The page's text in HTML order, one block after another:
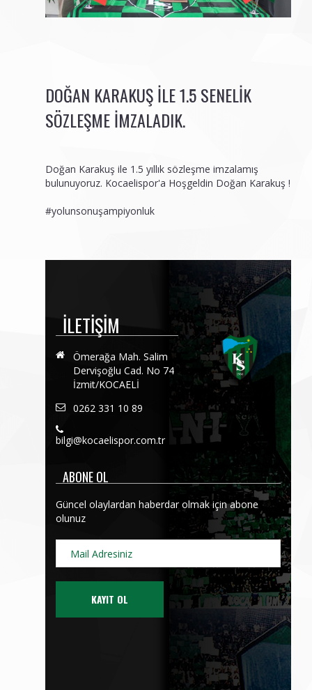
DOĞAN KARAKUŞ İLE 1.5 SENELIK
SÖZLEŞME IMZALADIK.
Doğan Karakuş ile 1.5 yıllık sözleşme imzalamış
bulunuyoruz. Kocaelispor'a Hoşgeldin Doğan Karakuş !
#yolunsonuşampiyonluk
İLETIŞIM
Ömerağa Mah. Salim
Dervişoğlu Cad. No 74
İzmit/KOCAELİ
0262 331 10 89
bilgi@kocaelispor.com.tr
ABONE OL
Güncel olaylardan haberdar olmak için abone
olunuz
KAYIT OL